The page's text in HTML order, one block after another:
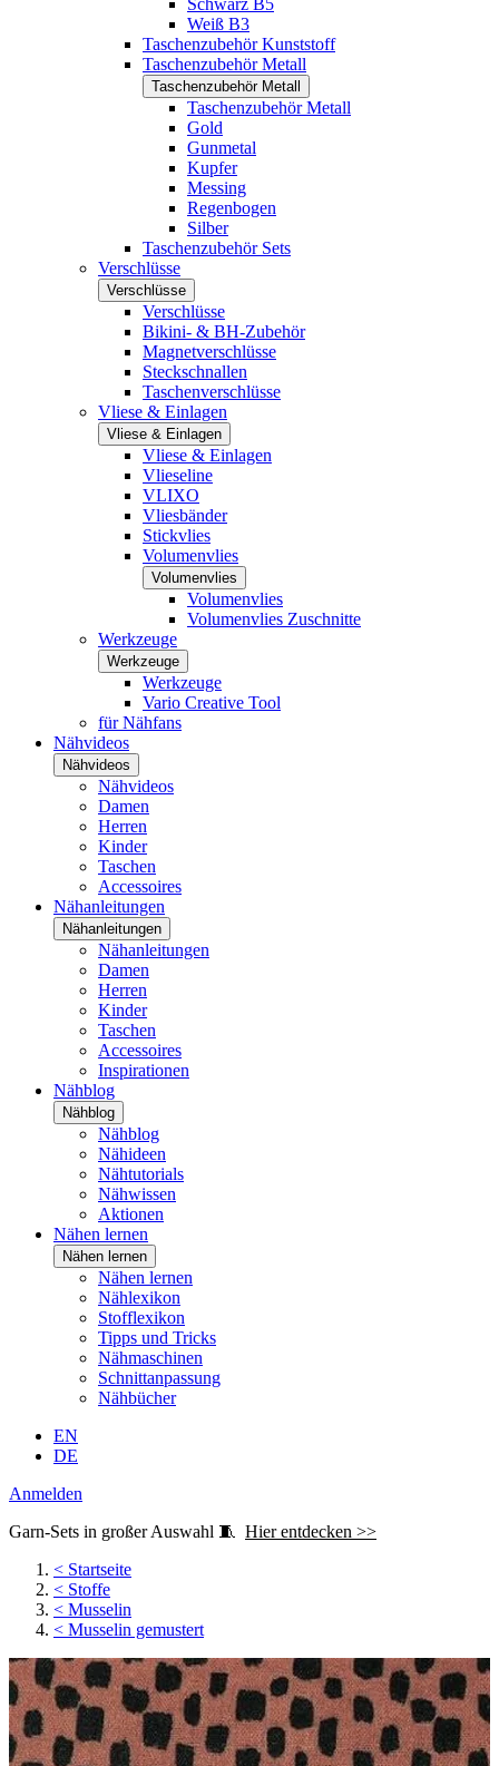
Schwarz B5
Weiß B3
Taschenzubehör Kunststoff
Taschenzubehör Metall
Taschenzubehör Metall
Taschenzubehör Metall
Gold
Gunmetal
Kupfer
Messing
Regenbogen
Silber
Taschenzubehör Sets
Verschlüsse
Verschlüsse
Verschlüsse
Bikini- & BH-Zubehör
Magnetverschlüsse
Steckschnallen
Taschenverschlüsse
Vliese & Einlagen
Vliese & Einlagen
Vliese & Einlagen
Vlieseline
VLIXO
Vliesbänder
Stickvlies
Volumenvlies
Volumenvlies
Volumenvlies
Volumenvlies Zuschnitte
Werkzeuge
Werkzeuge
Werkzeuge
Vario Creative Tool
für Nähfans
Nähvideos
Nähvideos
Nähvideos
Damen
Herren
Kinder
Taschen
Accessoires
Nähanleitungen
Nähanleitungen
Nähanleitungen
Damen
Herren
Kinder
Taschen
Accessoires
Inspirationen
Nähblog
Nähblog
Nähblog
Nähideen
Nähtutorials
Nähwissen
Aktionen
Nähen lernen
Nähen lernen
Nähen lernen
Nählexikon
Stofflexikon
Tipps und Tricks
Nähmaschinen
Schnittanpassung
Nähbücher
EN
DE
Anmelden
Garn-Sets in großer Auswahl 🧵 Hier entdecken >>
< Startseite
< Stoffe
< Musselin
< Musselin gemustert